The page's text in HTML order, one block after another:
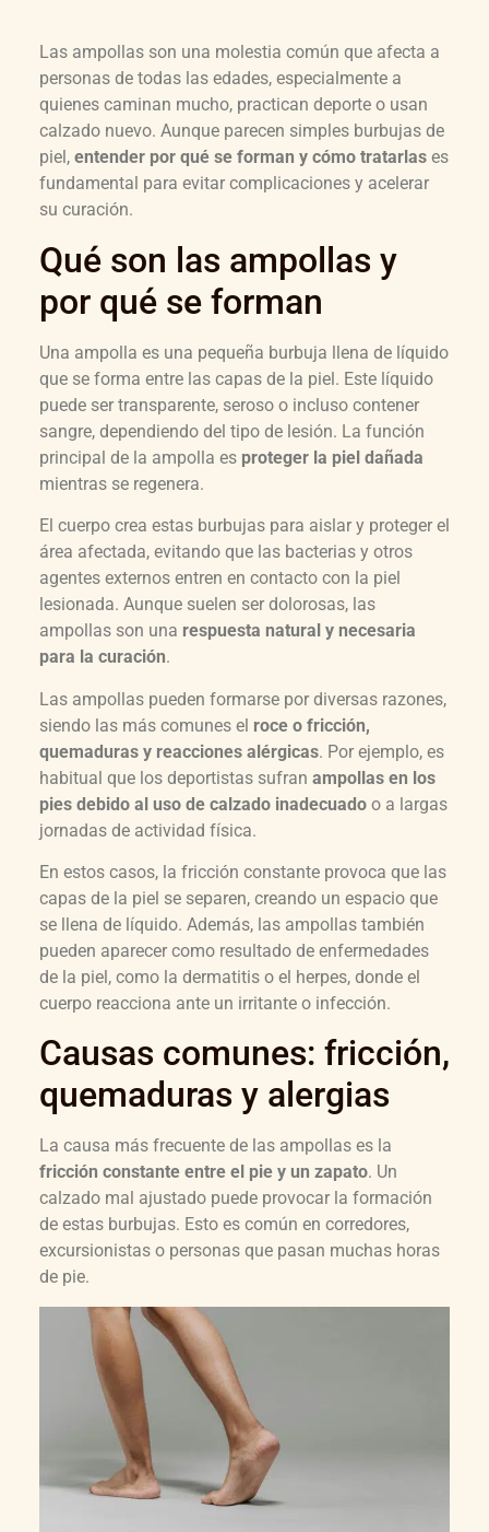
Las ampollas son una molestia común que afecta a
personas de todas las edades, especialmente a
quienes caminan mucho, practican deporte o usan
calzado nuevo. Aunque parecen simples burbujas de
piel, entender por qué se forman y cómo tratarlases
fundamental para evitar complicaciones y acelerar
su curación.
Qué son las ampollas y
por qué se forman
Una ampolla es una pequeña burbuja llena de líquido
que se forma entre las capas de la piel. Este líquido
puede ser transparente, seroso o incluso contener
sangre, dependiendo del tipo de lesión. La función
principal de la ampolla es proteger la piel dañada
mientras se regenera.
El cuerpo crea estas burbujas para aislar y proteger el
área afectada, evitando que las bacterias y otros
agentes externos entren en contacto con la piel
lesionada. Aunque suelen ser dolorosas, las
ampollas son una respuesta natural y necesaria
para la curación.
Las ampollas pueden formarse por diversas razones,
siendo las más comunes el roce o fricción,
quemaduras y reacciones alérgicas. Por ejemplo, es
habitual que los deportistas sufran ampollas en los
pies debido al uso de calzado inadecuadoo a largas
jornadas de actividad física.
En estos casos, la fricción constante provoca que las
capas de la piel se separen, creando un espacio que
se llena de líquido. Además, las ampollas también
pueden aparecer como resultado de enfermedades
de la piel, como la dermatitis o el herpes, donde el
cuerpo reacciona ante un irritante o infección.
Causas comunes: fricción,
quemaduras y alergias
La causa más frecuente de las ampollas es la
fricción constante entre el pie y un zapato. Un
calzado mal ajustado puede provocar la formación
de estas burbujas. Esto es común en corredores,
excursionistas o personas que pasan muchas horas
de pie.